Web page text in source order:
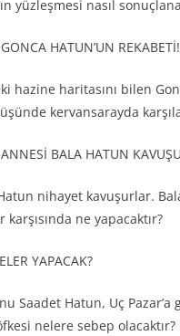
yüzleşmesi nasıl
HATUN’UN REKABETİ!
hazine haritasını bilen
kervansarayda
BALA HATUN
nihayet kavuşurlar.
ne yapacaktır?
YAPACAK?
Saadet Hatun, Uç
nelere sebep olacaktır?